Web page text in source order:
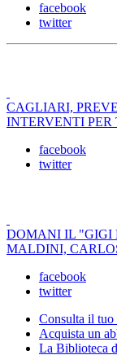
facebook
twitter
CAGLIARI,
INTERVENTI
facebook
twitter
DOMANI IL "GIGI
MALDINI,
facebook
twitter
Consulta il tuo
Acquista un
La Biblioteca